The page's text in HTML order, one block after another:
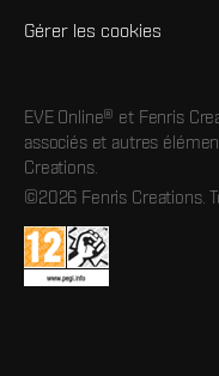
Gérer les cookies
EVE Online® et Fenris
associés et autres
Creations.
©2026 Fenris Creations.